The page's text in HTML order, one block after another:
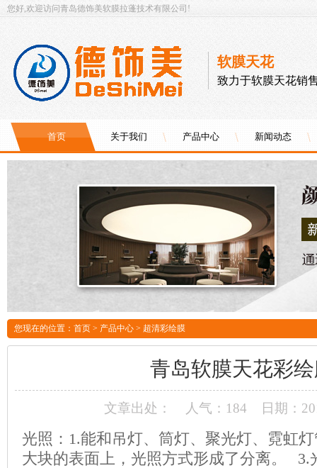
您好,欢迎访问青岛德饰美软膜拉蓬技术有限公司!
软膜天花
致力于软膜天花销
首页 关于我们 产品中心 新闻动态
您现在的位置： 首页 > 产品中心 > 超清彩绘膜
青岛软膜天花彩
文章出处： 人气： 184 日期：
光照：1.能和吊灯、筒灯、聚光灯、霓虹
大块的表面上，光照方式形成了分离。 3.